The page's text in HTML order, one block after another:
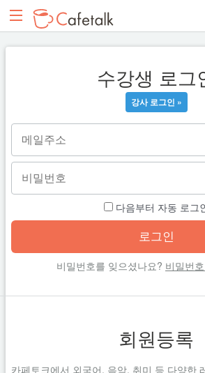
수강생 로그
강사 로그인 »
다음부터 자동 로그
비밀번호를 잊으셨나요? 비밀번
회원등록
카페토크에서 외국어, 음악, 취미 등 다양한